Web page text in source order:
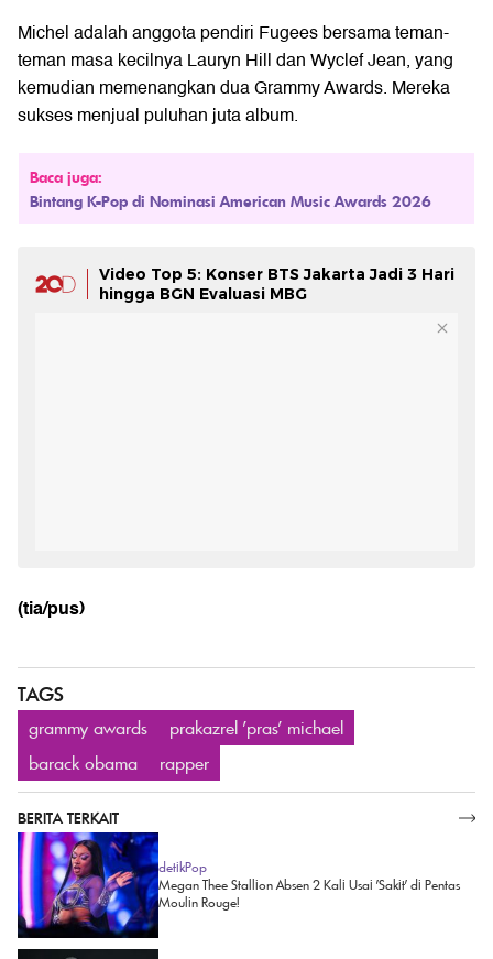
Michel adalah anggota pendiri Fugees bersama teman-
teman masa kecilnya Lauryn Hill dan Wyclef Jean, yang
kemudian memenangkan dua Grammy Awards. Mereka
sukses menjual puluhan juta album.
Baca juga:
Bintang K-Pop di Nominasi American Music Awards 2026
Video Top 5: Konser BTS Jakarta Jadi 3 Hari
hingga BGN Evaluasi MBG
(tia/pus)
TAGS
grammy awards
prakazrel 'pras' michael
barack obama
rapper
BERITA TERKAIT
detikPop
Megan Thee Stallion Absen 2 Kali Usai 'Sakit' di Pentas
Moulin Rouge!